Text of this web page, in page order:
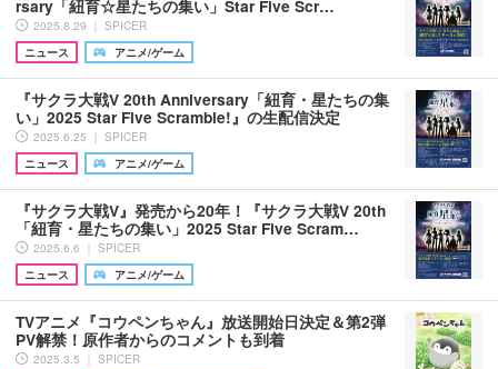
rsary「紐育☆星たちの集い」Star Five Scr…
2025.8.29 ｜ SPICER
ニュース
アニメ/ゲーム
『サクラ大戦V 20th Anniversary「紐育・星たちの集
い」2025 Star Five Scramble!』の生配信決定
2025.6.25 ｜ SPICER
ニュース
アニメ/ゲーム
『サクラ大戦V』発売から20年！『サクラ大戦V 20th
「紐育・星たちの集い」2025 Star Five Scram…
2025.6.6 ｜ SPICER
ニュース
アニメ/ゲーム
TVアニメ『コウペンちゃん』放送開始日決定＆第2弾
PV解禁！原作者からのコメントも到着
2025.3.5 ｜ SPICER